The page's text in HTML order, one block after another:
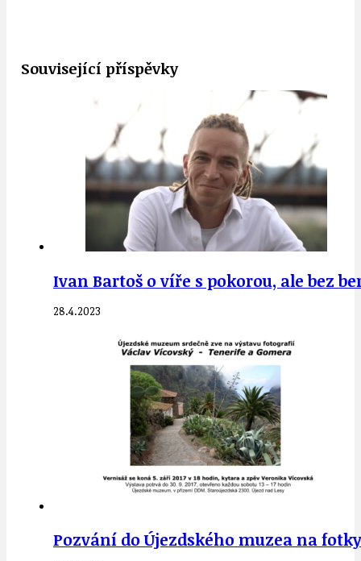
Související příspěvky
Ivan Bartoš o víře s pokorou, ale bez
28.4.2023
Pozvání do Újezdského muzea na